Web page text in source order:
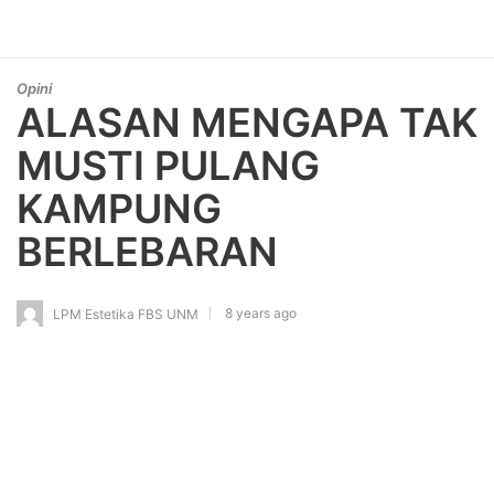
Opini
ALASAN MENGAPA TAK
MUSTI PULANG
KAMPUNG
BERLEBARAN
LPM Estetika FBS UNM 8 years ago